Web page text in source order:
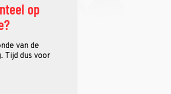
op
van de
Tijd dus voor